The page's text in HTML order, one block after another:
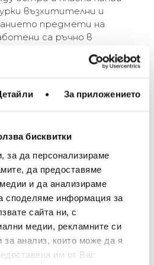
За приложението
бисквитки
за да персонализираме
да предоставяме
и да анализираме
споделяме информация за
сайта ни, с
медии, рекламните си
за анализ, които може да я
им от Вас
възхитителни и
предмети на
са ръчно в
в три цвята
large). Разликите в
естествен резултат
производствен процес.
ceramic figurines
sculptor Renaat
from Greek
the daughters of the
In ancient tales,
as inspirational
science and the arts.
and the contrast between
make these figurines
art objects. They
МЕБЕЛИ ЗА ДОМА И
ЗА МАСАТА
ТЕКСТИЛ ЗА ДОМА
АРОМАТИ ЗА ДОМА
ИЗКУСТВО И КНИГИ
ВИСОК КЛАС
BACCARAT
TOM DIXON
MICHAEL ARAM
ASSOULINE
SELETTI